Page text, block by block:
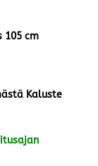
105 cm
Kaluste